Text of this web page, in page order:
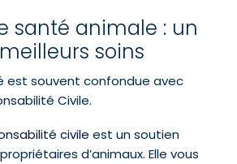
santé animale : un
soins
est souvent confondue avec
Civile.
civile est un soutien
d’animaux. Elle vous